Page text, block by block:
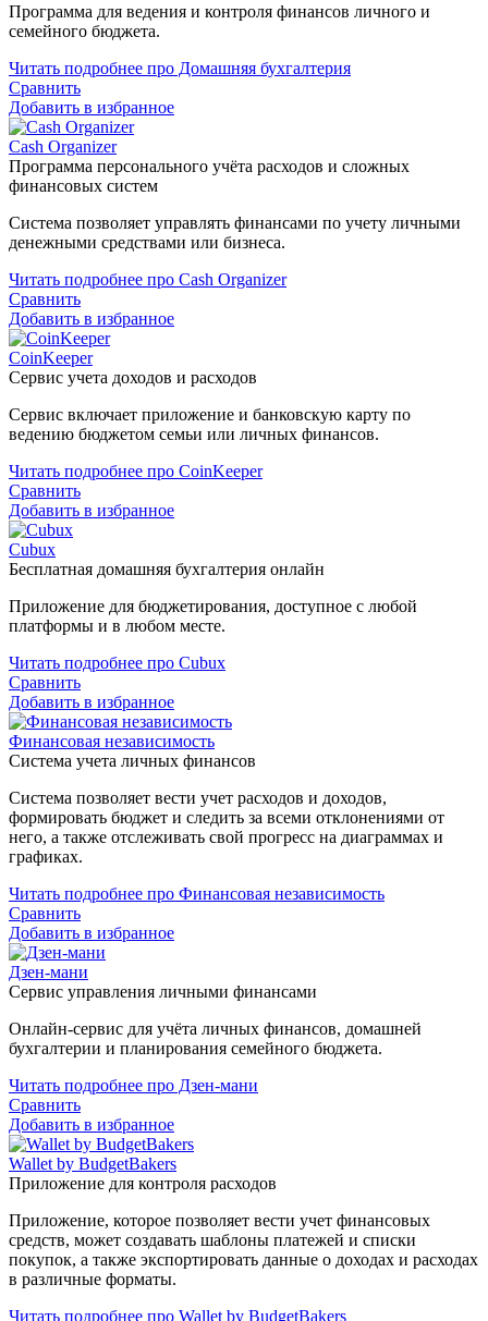
Программа для ведения и контроля финансов личного и
семейного бюджета.
Читать подробнее про Домашняя бухгалтерия
Сравнить
Добавить в избранное
Cash Organizer
Программа персонального учёта расходов и сложных
финансовых систем
Система позволяет управлять финансами по учету личными
денежными средствами или бизнеса.
Читать подробнее про Cash Organizer
Сравнить
Добавить в избранное
CoinKeeper
Сервис учета доходов и расходов
Сервис включает приложение и банковскую карту по
ведению бюджетом семьи или личных финансов.
Читать подробнее про CoinKeeper
Сравнить
Добавить в избранное
Cubux
Бесплатная домашняя бухгалтерия онлайн
Приложение для бюджетирования, доступное с любой
платформы и в любом месте.
Читать подробнее про Cubux
Сравнить
Добавить в избранное
Финансовая независимость
Система учета личных финансов
Система позволяет вести учет расходов и доходов,
формировать бюджет и следить за всеми отклонениями от
него, а также отслеживать свой прогресс на диаграммах и
графиках.
Читать подробнее про Финансовая независимость
Сравнить
Добавить в избранное
Дзен-мани
Сервис управления личными финансами
Онлайн-сервис для учёта личных финансов, домашней
бухгалтерии и планирования семейного бюджета.
Читать подробнее про Дзен-мани
Сравнить
Добавить в избранное
Wallet by BudgetBakers
Приложение для контроля расходов
Приложение, которое позволяет вести учет финансовых
средств, может создавать шаблоны платежей и списки
покупок, а также экспортировать данные о доходах и расходах
в различные форматы.
Читать подробнее про Wallet by BudgetBakers